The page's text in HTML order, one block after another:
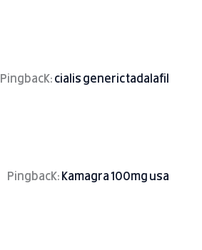
Pingback:cialis generic tadalafil
Pingback:kamagra 100mg usa